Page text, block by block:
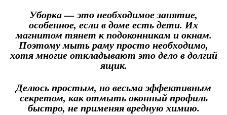
Уборка — это необходимое занятие,
особенное, если в доме есть дети. Их
магнитом тянет к подоконникам и окнам.
Поэтому мыть раму просто необходимо,
хотя многие откладывают это дело в долгий
ящик.
Делюсь простым, но весьма эффективным
секретом, как отмыть оконный профиль
быстро, не применяя вредную химию.